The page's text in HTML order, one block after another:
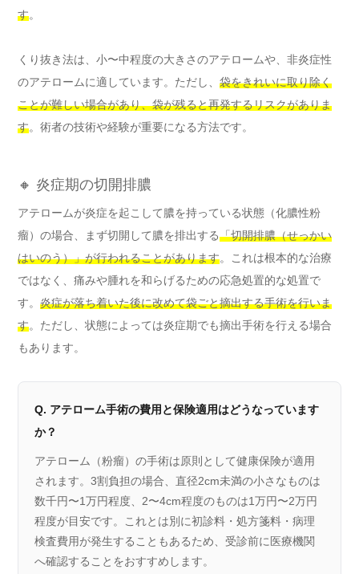
す。
くり抜き法は、小〜中程度の大きさのアテロームや、非炎症性
のアテロームに適しています。ただし、 袋をきれいに取り除く
ことが難しい場合があり、袋が残ると再発するリスクがありま
す。術者の技術や経験が重要になる方法です。
🔸 炎症期の切開排膿
アテロームが炎症を起こして膿を持っている状態（化膿性粉
瘤）の場合、まず切開して膿を排出する「切開排膿（せっかい
はいのう）」が行われることがあります。これは根本的な治療
ではなく、痛みや腫れを和らげるための応急処置的な処置で
す。 炎症が落ち着いた後に改めて袋ごと摘出する手術を行いま
す。ただし、状態によっては炎症期でも摘出手術を行える場合
もあります。
Q. アテローム手術の費用と保険適用はどうなっています
か？
アテローム（粉瘤）の手術は原則として健康保険が適用
されます。3割負担の場合、直径2cm未満の小さなものは
数千円〜1万円程度、2〜4cm程度のものは1万円〜2万円
程度が目安です。これとは別に初診料・処方箋料・病理
検査費用が発生することもあるため、受診前に医療機関
へ確認することをおすすめします。